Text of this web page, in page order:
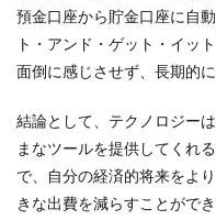
預金口座から貯金口座に自
ト・アンド・ゲット・イッ
面倒に感じさせず、長期的
結論として、テクノロジー
まなツールを提供してくれ
で、自分の経済的将来をよ
きな出費を減らすことがで